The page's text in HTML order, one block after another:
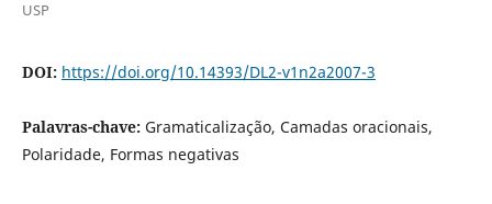
USP
DOI: https://doi.org/10.14393/DL2-v1n2a2007-3
Palavras-chave: Gramaticalização, Camadas oracionais,
Polaridade, Formas negativas